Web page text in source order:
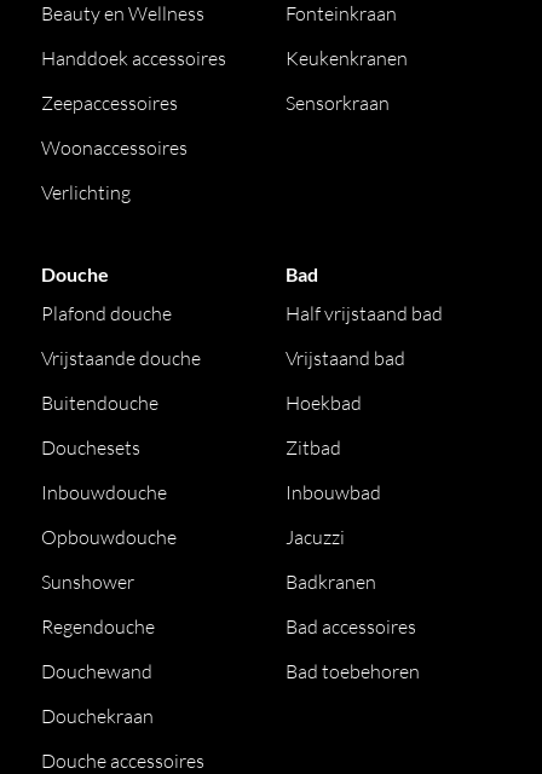
Beauty en Wellness
Handdoek accessoires
Zeepaccessoires
Woonaccessoires
Verlichting
Fonteinkraan
Keukenkranen
Sensorkraan
Douche
Plafond douche
Vrijstaande douche
Buitendouche
Douchesets
Inbouwdouche
Opbouwdouche
Sunshower
Regendouche
Douchewand
Douchekraan
Douche accessoires
Bad
Half vrijstaand bad
Vrijstaand bad
Hoekbad
Zitbad
Inbouwbad
Jacuzzi
Badkranen
Bad accessoires
Bad toebehoren